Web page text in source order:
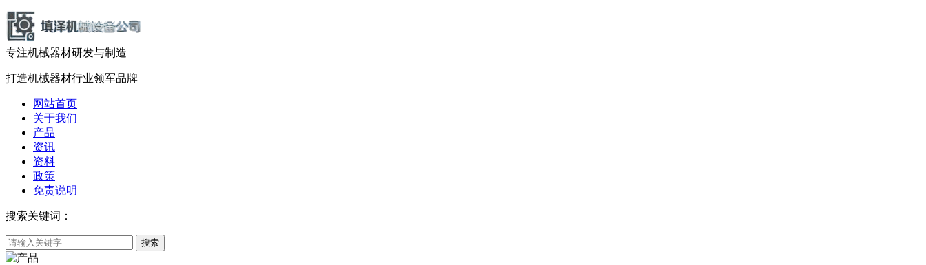
专注机械器材研发与制造
打造机械器材行业领军品牌
网站首页
关于我们
产品
资讯
资料
政策
免责说明
搜索关键词：